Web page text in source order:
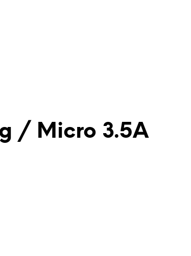
/ Micro 3.5A